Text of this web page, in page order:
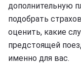
дополнительную
подобрать
оценить, какие
предстоящей
именно для вас.